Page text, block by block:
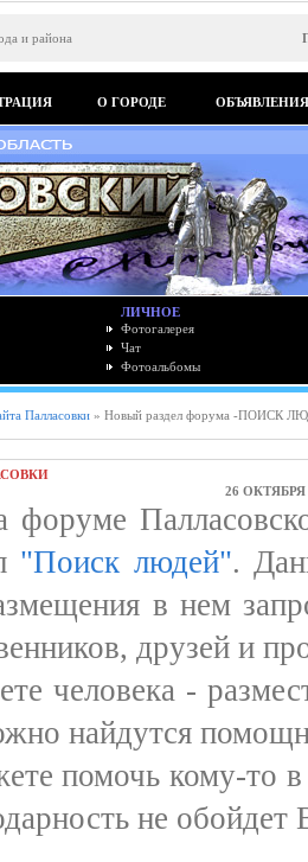
и района
О ГОРОДЕ ОБЪЯВЛЕНИЯ
ЛИЧНОЕ
Фотогалерея
Чат
Фотоальбомы
Палласовки » Новый раздел форума -ПОИСК
26 ОКТЯБРЯ
"Поиск людей".
в нем
друзей и
человека -
найдутся
помочь кому-то в
не обойдет